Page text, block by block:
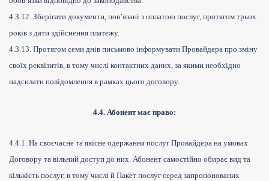
4.3.12. Зберігати документи, пов’язані з оплатою послуг, протягом трьох
років з дати здійснення платежу.
4.3.13. Протягом семи днів письмово інформувати Провайдера про зміну
своїх реквізитів, в тому числі контактних даних, за якими необхідно
надсилати повідомлення в рамках цього договору.
4.4. Абонент має право:
4.4.1. На своєчасне та якісне одержання послуг Провайдера на умовах
Договору та вільний доступ до них. Абонент самостійно обирає вид та
кількість послуг, в тому числі й Пакет послуг серед запропонованих